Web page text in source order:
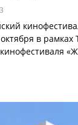
в рамках